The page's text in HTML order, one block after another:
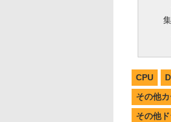
CPU
その他
その他